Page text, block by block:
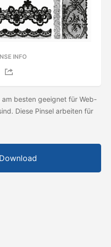
INFO
am besten geeignet für Web-
Diese Pinsel arbeiten für